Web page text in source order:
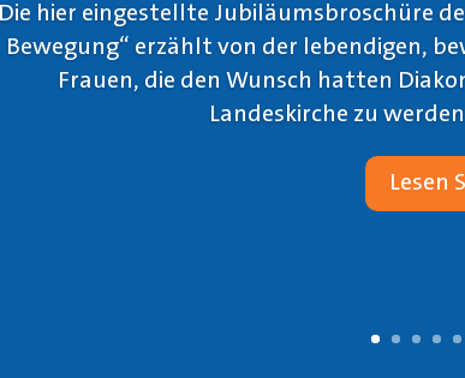
Die hier eingestellte Jubiläumsbroschüre
Bewegung“ erzählt von der lebendigen,
Frauen, die den Wunsch hatten
Landeskirche zu
Lesen